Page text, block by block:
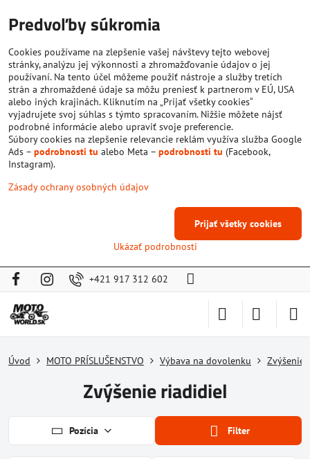
+421 917 312 602
Úvod MOTO PRÍSLUŠENSTVO Výbava na dovolenku Zvýšenie
Zvýšenie riadidiel
Pozícia Filter
Predvoľby súkromia
Cookies používame na zlepšenie vašej návštevy tejto webovej
stránky, analýzu jej výkonnosti a zhromažďovanie údajov o jej
používaní. Na tento účel môžeme použiť nástroje a služby tretích
strán a zhromaždené údaje sa môžu preniesť k partnerom v EÚ, USA
alebo iných krajinách. Kliknutím na „Prijať všetky cookies“
vyjadrujete svoj súhlas s týmto spracovaním. Nižšie môžete nájsť
podrobné informácie alebo upraviť svoje preferencie.
Súbory cookies na zlepšenie relevancie reklám využíva služba Google
Ads – podrobnosti tu alebo Meta – podrobnosti tu (Facebook,
Instagram).
Zásady ochrany osobných údajov
Ukázať podrobnosti
Prijať všetky cookies